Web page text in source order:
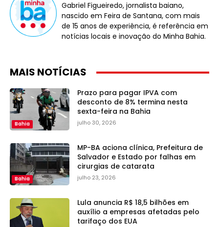
Gabriel Figueiredo, jornalista baiano,
nascido em Feira de Santana, com mais
de 15 anos de experiência, é referência em
notícias locais e inovação do Minha Bahia.
MAIS NOTÍCIAS
Bahia
Prazo para pagar IPVA com
desconto de 8% termina nesta
sexta-feira na Bahia
julho 30, 2026
Bahia
MP-BA aciona clínica, Prefeitura de
Salvador e Estado por falhas em
cirurgias de catarata
julho 23, 2026
Lula anuncia R$ 18,5 bilhões em
auxílio a empresas afetadas pelo
tarifaço dos EUA